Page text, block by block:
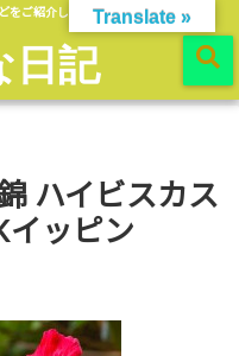
をご紹介します。
日記
ハイビスカス
イッピン
Translate »